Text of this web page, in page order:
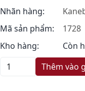
Nhãn hàng:
Mã sản phẩm:
1728
Kho hàng:
Còn
Thêm vào